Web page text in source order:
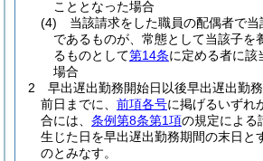
こととなった場合
(4)
当該請求をした職員の配偶者で
であるものが、常態として当該子を
るものとして第14条に定める者に該
場合
2
早出遅出勤務開始日以後早出遅出勤
前日までに、 前項各号に掲げるいずれ
合には、 条例第8条第1項の規定による
生じた日を早出遅出勤務期間の末日と
のとみなす。